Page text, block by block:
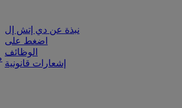
نبذة عن دي إتش إل
اضغط على
الوظائف
إشعارات قانونية